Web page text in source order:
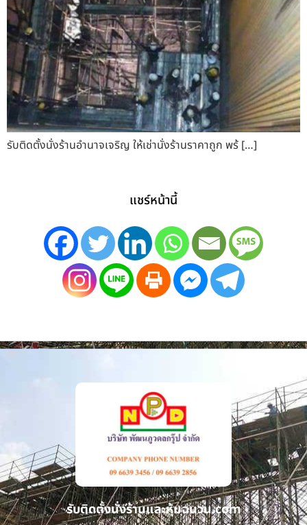
รับติดตั้งนั่งร้านอำนาจเจริญ ให้เช่านั่งร้านราคาถูก พร้ […]
แชร์หน้านี้
รับติดตั้งนั่งร้านและหุ้มฉนวน.com